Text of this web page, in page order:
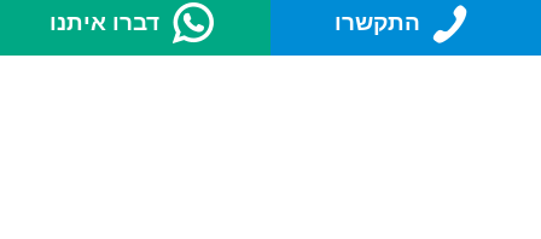
משוב
מתלה רצפתי
התקשרו דברו איתנו